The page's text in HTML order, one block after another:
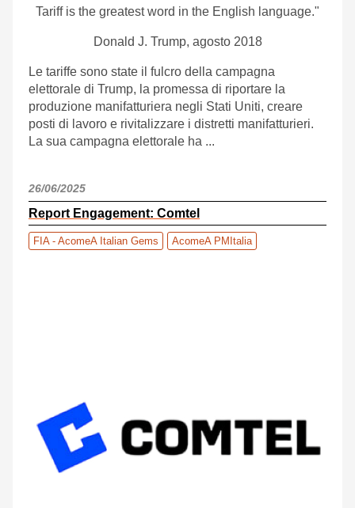
Tariff is the greatest word in the English language."
Donald J. Trump, agosto 2018
Le tariffe sono state il fulcro della campagna
elettorale di Trump, la promessa di riportare la
produzione manifatturiera negli Stati Uniti, creare
posti di lavoro e rivitalizzare i distretti manifatturieri.
La sua campagna elettorale ha ...
26/06/2025
Report Engagement: Comtel
FIA - AcomeA Italian Gems AcomeA PMItalia